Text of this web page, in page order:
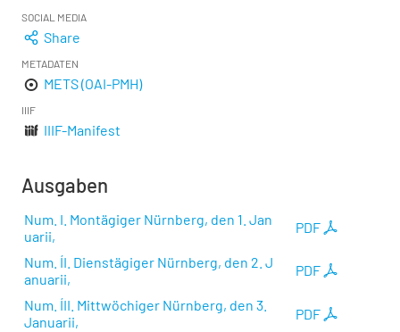
SOCIAL MEDIA
Share
METADATEN
METS (OAI-PMH)
IIIF
IIIF-Manifest
Ausgaben
PDF
Num. I. Montägiger Nürnberg, den 1. Jan
uarii,
PDF
Num. ÍI. Dienstägiger Nürnberg, den 2. J
anuarii,
PDF
Num. ÍII. Mittwöchiger Nürnberg, den 3.
Januarii,